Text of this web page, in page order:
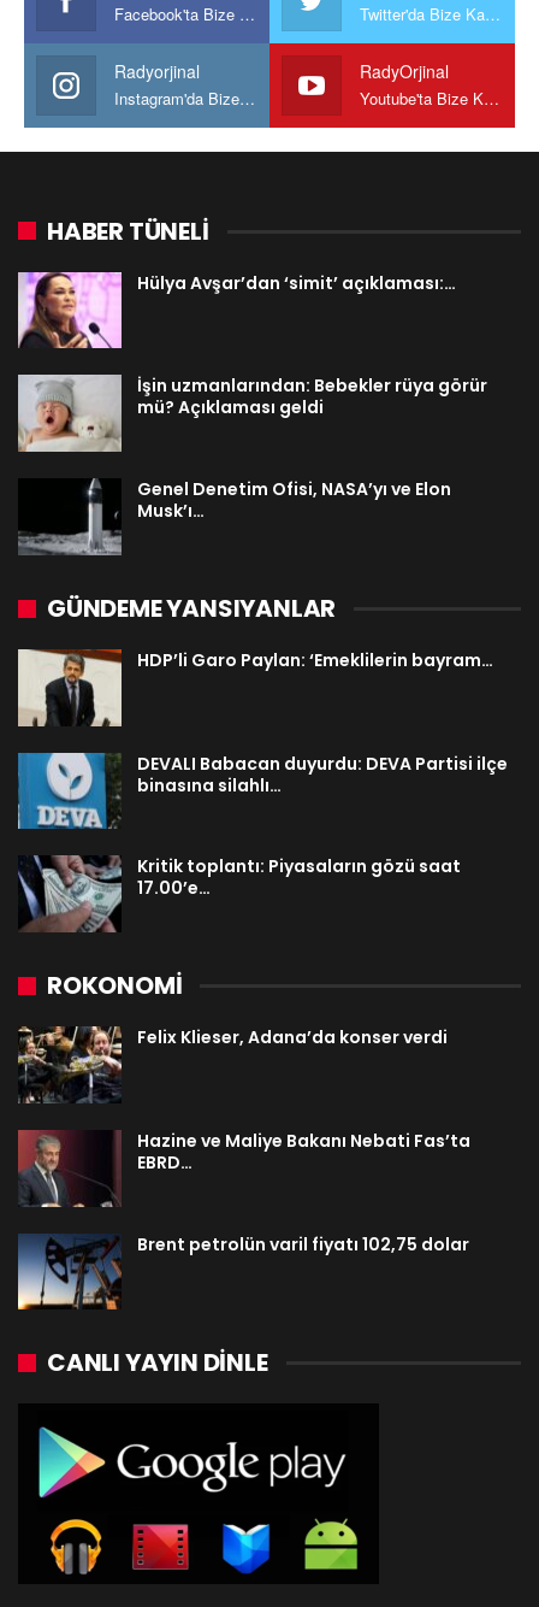
Facebook'ta Bize Katılın Twitter'da Bize Katılın
Radyorjinal
Instagram'da Bize katılın
RadyOrjinal
Youtube'ta Bize Katılın
HABER TÜNELİ
Hülya Avşar’dan ‘simit’ açıklaması:…
İşin uzmanlarından: Bebekler rüya görür
mü? Açıklaması geldi
Genel Denetim Ofisi, NASA’yı ve Elon
Musk’ı…
GÜNDEME YANSIYANLAR
HDP’li Garo Paylan: ‘Emeklilerin bayram…
DEVALI Babacan duyurdu: DEVA Partisi ilçe
binasına silahlı…
Kritik toplantı: Piyasaların gözü saat
17.00’e…
ROKONOMİ
Felix Klieser, Adana’da konser verdi
Hazine ve Maliye Bakanı Nebati Fas’ta
EBRD…
Brent petrolün varil fiyatı 102,75 dolar
CANLI YAYIN DINLE